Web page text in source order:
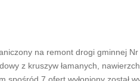
na remont drogi gminnej
z kruszyw łamanych,